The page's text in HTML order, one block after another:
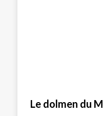
Le dolmen du